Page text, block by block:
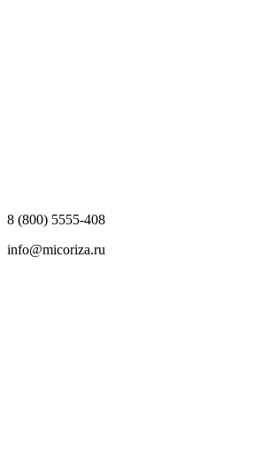
8 (800) 5555-408
info@micoriza.ru